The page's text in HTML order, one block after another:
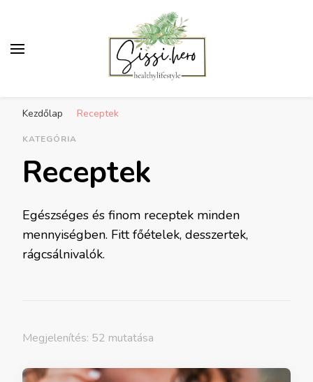
Kezdőlap Receptek
KATEGÓRIA
Receptek
Egészséges és finom receptek minden
mennyiségben. Fitt főételek, desszertek,
rágcsálnivalók.
Megjelenítés: 52 mutatása